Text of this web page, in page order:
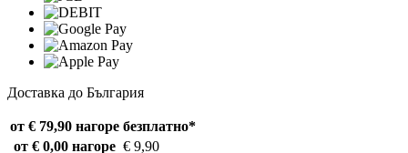
Доставка до България
от € 79,90 нагоре безплатно*
от € 0,00 нагоре € 9,90